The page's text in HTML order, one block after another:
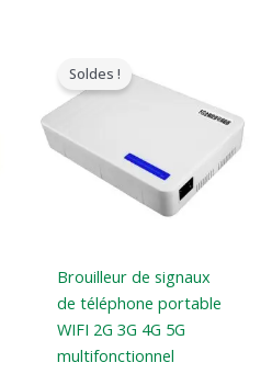
Soldes !
Brouilleur de signaux
de téléphone portable
WIFI 2G 3G 4G 5G
multifonctionnel
original
est